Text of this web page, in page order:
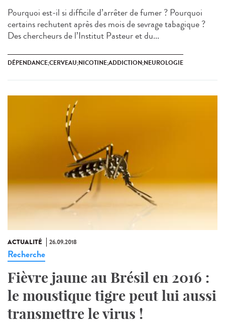
Pourquoi est-il si difficile d’arrêter de fumer ? Pourquoi
certains rechutent après des mois de sevrage tabagique ?
Des chercheurs de l’Institut Pasteur et du...
DÉPENDANCE;CERVEAU;NICOTINE;ADDICTION;NEUROLOGIE
ACTUALITÉ 26.09.2018
Recherche
Fièvre jaune au Brésil en 2016 :
le moustique tigre peut lui aussi
transmettre le virus !